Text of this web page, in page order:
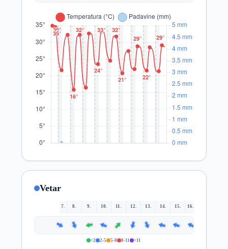
Vetar
7. 8. 9. 10. 11. 12. 13. 14. 15. 16.